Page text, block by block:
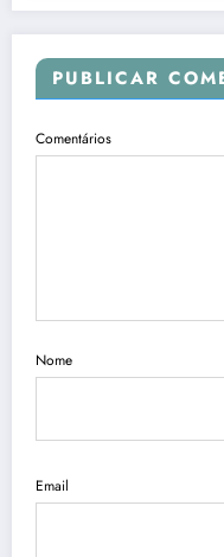
PUBLICAR
Comentários
Nome
Email